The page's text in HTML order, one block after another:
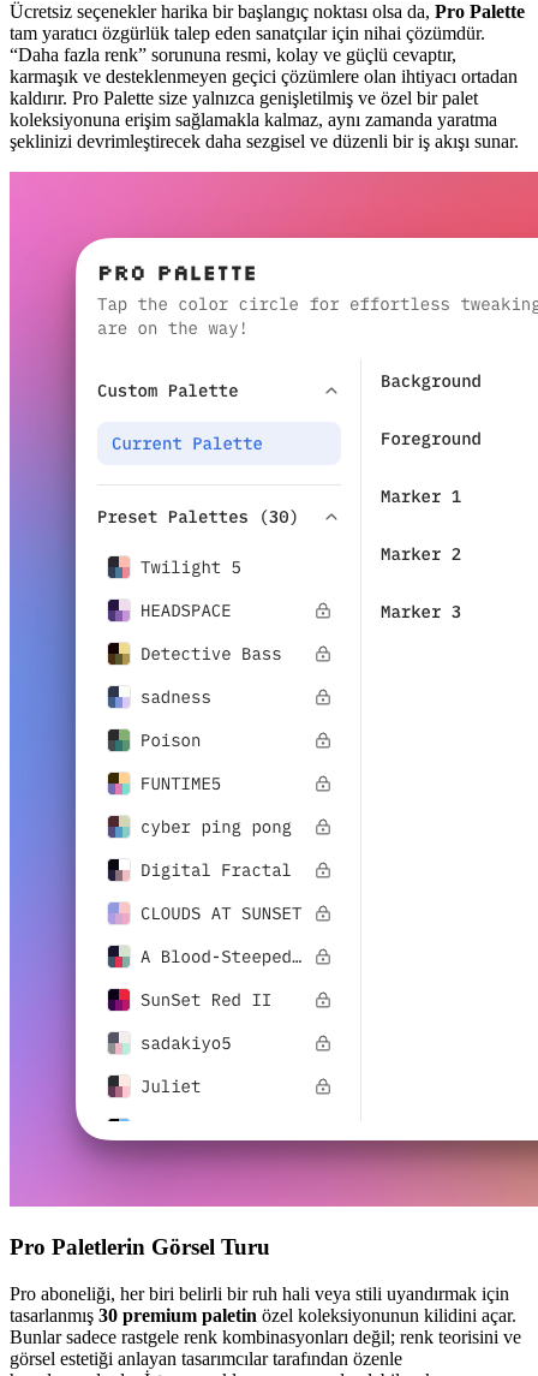
Ücretsiz seçenekler harika bir başlangıç noktası olsa da, Pro Palette
tam yaratıcı özgürlük talep eden sanatçılar için nihai çözümdür.
“Daha fazla renk” sorununa resmi, kolay ve güçlü cevaptır,
karmaşık ve desteklenmeyen geçici çözümlere olan ihtiyacı ortadan
kaldırır. Pro Palette size yalnızca genişletilmiş ve özel bir palet
koleksiyonuna erişim sağlamakla kalmaz, aynı zamanda yaratma
şeklinizi devrimleştirecek daha sezgisel ve düzenli bir iş akışı sunar.
Pro Paletlerin Görsel Turu
Pro aboneliği, her biri belirli bir ruh hali veya stili uyandırmak için
tasarlanmış 30 premium paletin özel koleksiyonunun kilidini açar.
Bunlar sadece rastgele renk kombinasyonları değil; renk teorisini ve
görsel estetiği anlayan tasarımcılar tarafından özenle